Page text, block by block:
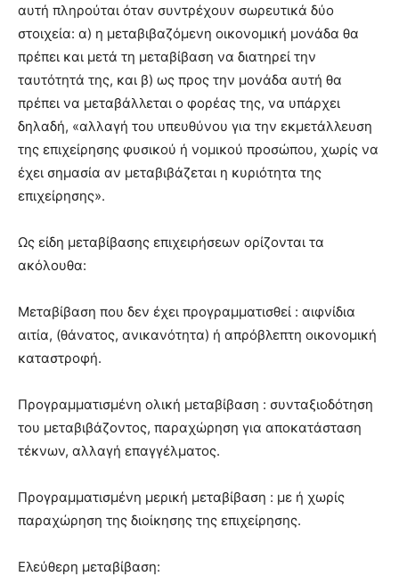
αυτή πληρούται όταν συντρέχουν σωρευτικά δύο
στοιχεία: α) η μεταβιβαζόμενη οικονομική μονάδα θα
πρέπει και μετά τη μεταβίβαση να διατηρεί την
ταυτότητά της, και β) ως προς την μονάδα αυτή θα
πρέπει να μεταβάλλεται ο φορέας της, να υπάρχει
δηλαδή, «αλλαγή του υπευθύνου για την εκμετάλλευση
της επιχείρησης φυσικού ή νομικού προσώπου, χωρίς να
έχει σημασία αν μεταβιβάζεται η κυριότητα της
επιχείρησης».
Ως είδη μεταβίβασης επιχειρήσεων ορίζονται τα
ακόλουθα:
Μεταβίβαση που δεν έχει προγραμματισθεί : αιφνίδια
αιτία, (θάνατος, ανικανότητα) ή απρόβλεπτη οικονομική
καταστροφή.
Προγραμματισμένη ολική μεταβίβαση : συνταξιοδότηση
του μεταβιβάζοντος, παραχώρηση για αποκατάσταση
τέκνων, αλλαγή επαγγέλματος.
Προγραμματισμένη μερική μεταβίβαση : με ή χωρίς
παραχώρηση της διοίκησης της επιχείρησης.
Ελεύθερη μεταβίβαση: